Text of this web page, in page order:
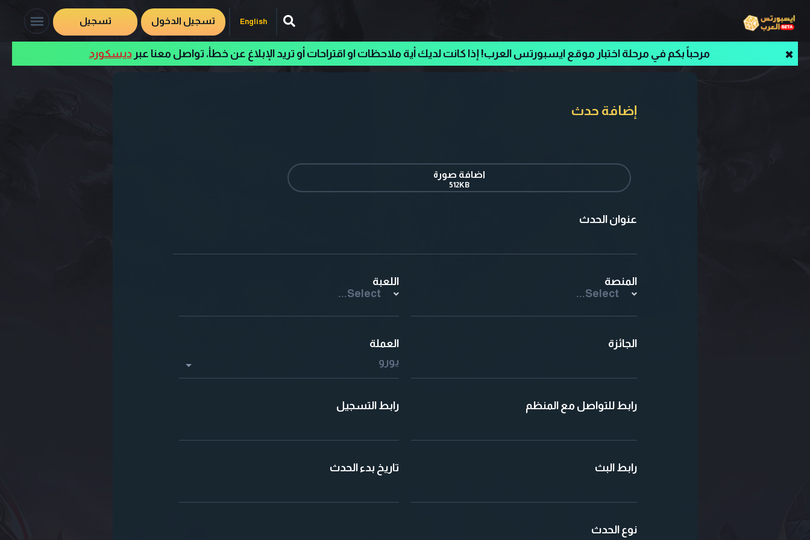
English تسجيل الدخول تسجيل
✖ مرحباً بكم في مرحلة اختبار موقع ايسبورتس العرب! إذا كانت لديك أية ملاحظات او اقتراحات أو تريد الإبلاغ عن خطأ، تواصل معنا عبرديسكورد
إضافة حدث
اضافة صورة
512KB
عنوان الحدث
المنصة
Select...
اللعبة
Select...
الجائزة
العملة
يورو
رابط للتواصل مع المنظم رابط التسجيل
رابط البث تاريخ بدء الحدث
نوع الحدث